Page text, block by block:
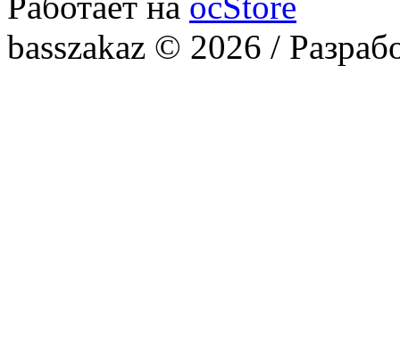
basszakaz © 2026 /